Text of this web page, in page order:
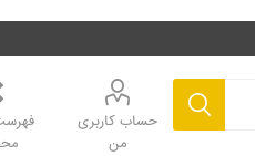
حساب کاربری
من